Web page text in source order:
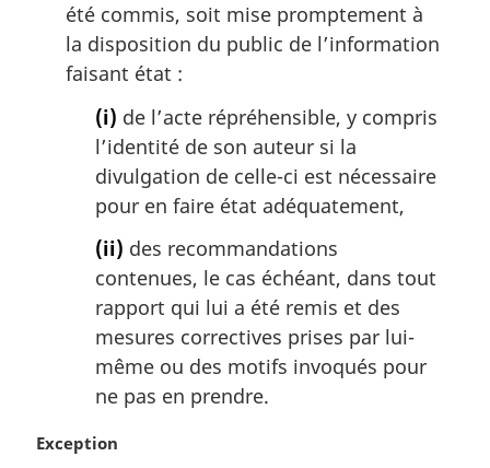
été commis, soit mise promptement à
la disposition du public de l’information
faisant état :
(i) de l’acte répréhensible, y compris
l’identité de son auteur si la
divulgation de celle-ci est nécessaire
pour en faire état adéquatement,
(ii) des recommandations
contenues, le cas échéant, dans tout
rapport qui lui a été remis et des
mesures correctives prises par lui-
même ou des motifs invoqués pour
ne pas en prendre.
N
Exception